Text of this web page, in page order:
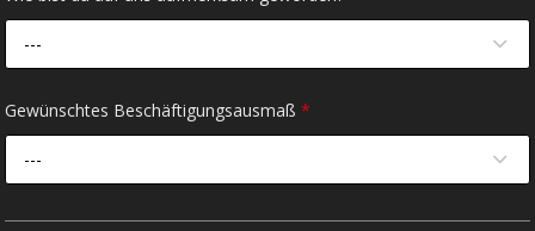
---
Gewünschtes Beschäftigungsausmaß*
---